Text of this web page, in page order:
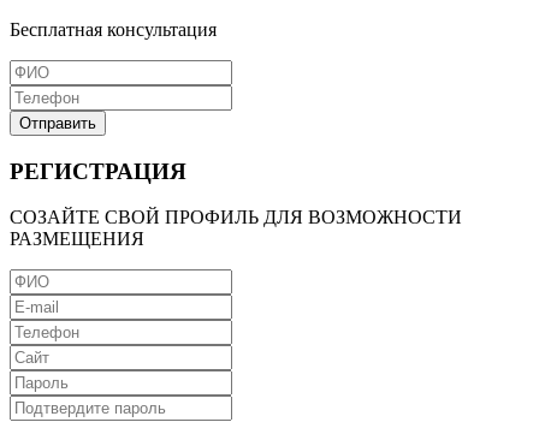
Бесплатная консультация
Отправить
РЕГИСТРАЦИЯ
СОЗАЙТЕ СВОЙ ПРОФИЛЬ ДЛЯ ВОЗМОЖНОСТИ
РАЗМЕЩЕНИЯ